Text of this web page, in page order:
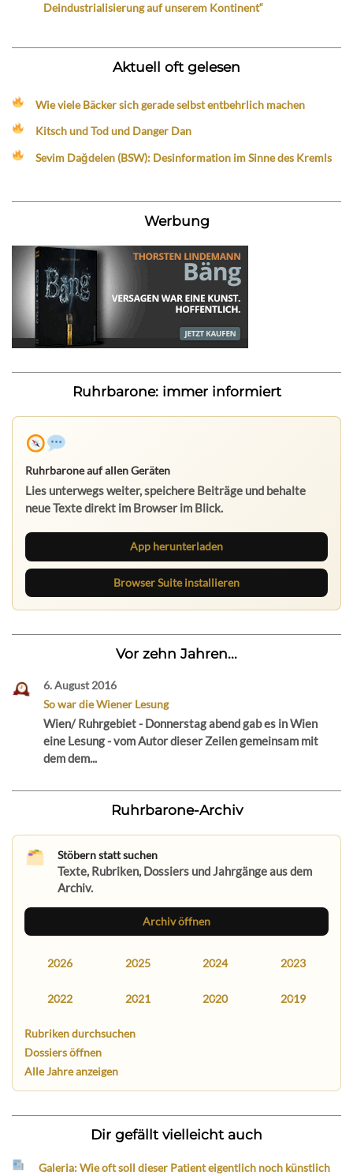
Deindustrialisierung auf unserem Kontinent“
Aktuell oft gelesen
Wie viele Bäcker sich gerade selbst entbehrlich machen
Kitsch und Tod und Danger Dan
Sevim Dağdelen (BSW): Desinformation im Sinne des Kremls
Werbung
Ruhrbarone: immer informiert
Ruhrbarone auf allen Geräten
Lies unterwegs weiter, speichere Beiträge und behalte
neue Texte direkt im Browser im Blick.
App herunterladen
Browser Suite installieren
Vor zehn Jahren...
6. August 2016
So war die Wiener Lesung
Wien/ Ruhrgebiet - Donnerstag abend gab es in Wien
eine Lesung - vom Autor dieser Zeilen gemeinsam mit
dem dem...
Ruhrbarone-Archiv
Stöbern statt suchen
Texte, Rubriken, Dossiers und Jahrgänge aus dem
Archiv.
Archiv öffnen
2026 2025 2024 2023
2022 2021 2020 2019
Rubriken durchsuchen
Dossiers öffnen
Alle Jahre anzeigen
Dir gefällt vielleicht auch
Galeria: Wie oft soll dieser Patient eigentlich noch künstlich